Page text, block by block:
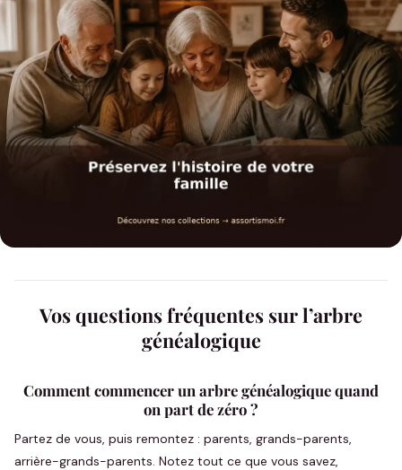
Vos questions fréquentes sur l’arbre
généalogique
Comment commencer un arbre généalogique quand
on part de zéro ?
Partez de vous, puis remontez : parents, grands-parents,
arrière-grands-parents. Notez tout ce que vous savez,